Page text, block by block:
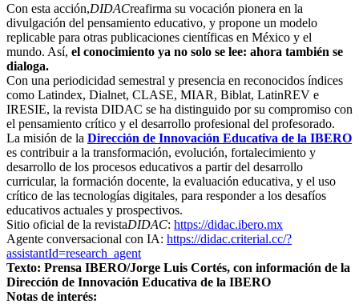
Con esta acción,DIDACreafirma su vocación pionera en la
divulgación del pensamiento educativo, y propone un modelo
replicable para otras publicaciones científicas en México y el
mundo. Así, el conocimiento ya no solo se lee: ahora también se
dialoga.
Con una periodicidad semestral y presencia en reconocidos índices
como Latindex, Dialnet, CLASE, MIAR, Biblat, LatinREV e
IRESIE, la revista DIDAC se ha distinguido por su compromiso con
el pensamiento crítico y el desarrollo profesional del profesorado.
La misión de la Dirección de Innovación Educativa de la IBERO
es contribuir a la transformación, evolución, fortalecimiento y
desarrollo de los procesos educativos a partir del desarrollo
curricular, la formación docente, la evaluación educativa, y el uso
crítico de las tecnologías digitales, para responder a los desafíos
educativos actuales y prospectivos.
Sitio oficial de la revistaDIDAC: https://didac.ibero.mx
Agente conversacional con IA: https://didac.criterial.cc/?
assistantId=research_agent
Texto: Prensa IBERO/Jorge Luis Cortés, con información de la
Dirección de Innovación Educativa de la IBERO
Notas de interés: